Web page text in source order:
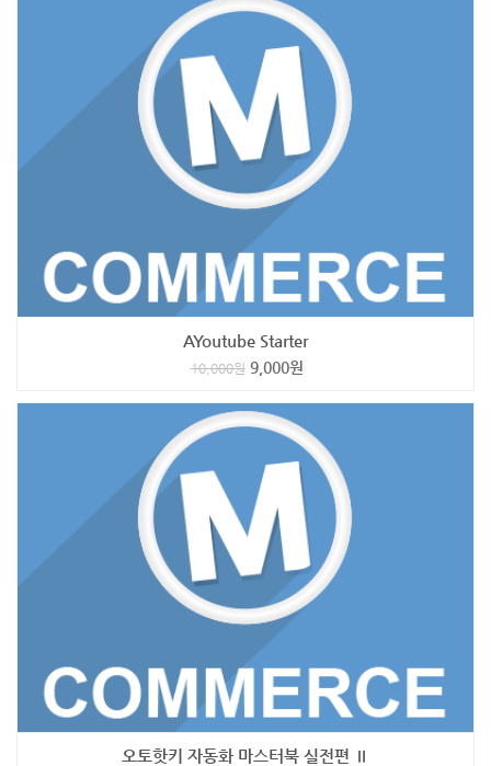
AYoutube Starter
10,000원 9,000원
오토핫키 자동화 마스터북 실전편 Ⅱ